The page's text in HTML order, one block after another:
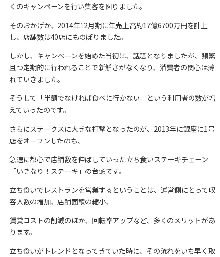
くのキャンペーンを行い集客を図りました。
そのおかげか、2014年12月期に年売上高約17億6700万円を計上
し、店舗数は40店にものぼりました。
しかし、キャンペーンを始めた当初は、話題となりましたが、頻繁
且つ定期的に行われることで新鮮さがなくなり、消費者の関心は薄
れていきました。
そうして「半額でなければ食べに行かない」という利用者の数が増
えていったのです。
さらにステークスに大きな打撃となったのが、2013年に銀座に1号
店をオープンしたのち、
急速に都心で店舗数を伸ばしていった立ち食いステーキチェーン
「いきなり！ステーキ」の台頭です。
立ち食いでレストランを営業するということは、運営側にとって収
容人数の増加、店舗面積の縮小、
賃貸コストの削減のほか、回転率アップなど、多くのメリットがあ
ります。
立ち食いがトレンドとなってきていた時に、その流れをいち早く取